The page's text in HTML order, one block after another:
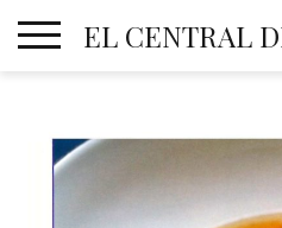
EL CENTRAL